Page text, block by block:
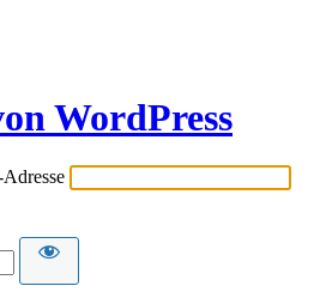
WordPress